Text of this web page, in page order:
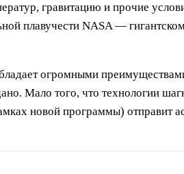
гравитацию и прочие
плавучести NASA —
огромными
Мало того, что технологии
новой программы) отправит